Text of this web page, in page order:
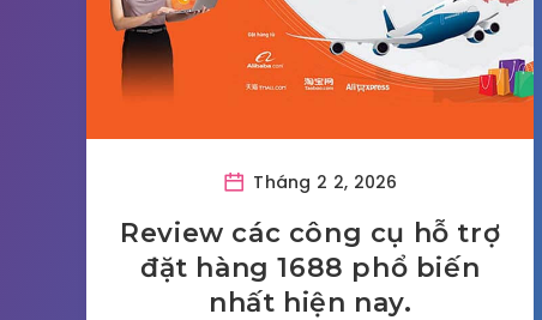
Tháng 2 2, 2026
Review các công cụ hỗ trợ
đặt hàng 1688 phổ biến
nhất hiện nay.